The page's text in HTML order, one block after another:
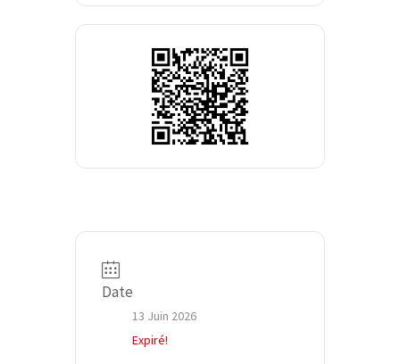
Date
13 Juin 2026
Expiré!